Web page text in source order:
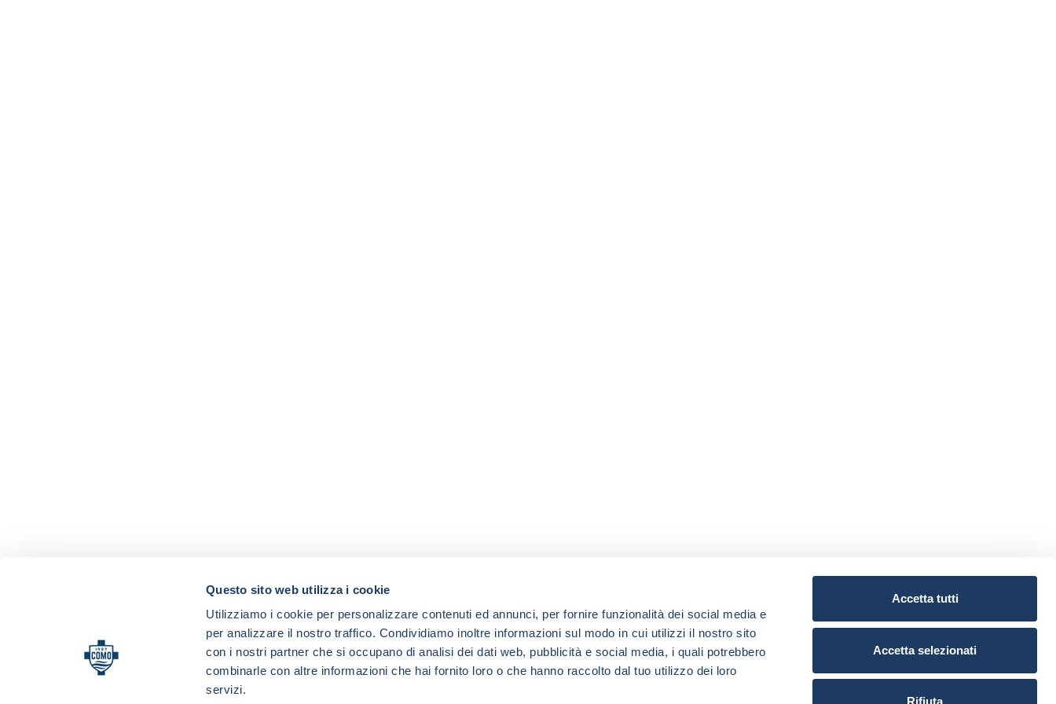
Questo sito web utilizza i cookie
Utilizziamo i cookie per personalizzare contenuti ed annunci, per fornire funzionalità dei social media e
per analizzare il nostro traffico. Condividiamo inoltre informazioni sul modo in cui utilizzi il nostro sito
con i nostri partner che si occupano di analisi dei dati web, pubblicità e social media, i quali potrebbero
combinarle con altre informazioni che hai fornito loro o che hanno raccolto dal tuo utilizzo dei loro
servizi.
Accetta tutti
Accetta selezionati
Rifiuta